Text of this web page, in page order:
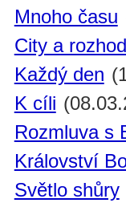
Mnoho času
City a
Každý den
K cíli
Rozmluva s
Království
Světlo shůry